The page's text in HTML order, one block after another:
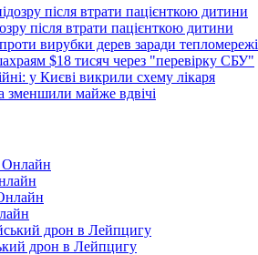
після втрати пацієнткою дитини
вирубки дерев заради тепломережі
$18 тисяч через "перевірку СБУ"
у Києві викрили схему лікаря
зменшили майже вдвічі
дрон в Лейпцигу